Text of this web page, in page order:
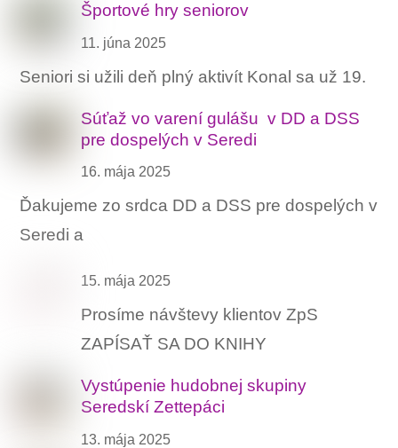
Športové hry seniorov
11. júna 2025
Seniori si užili deň plný aktivít Konal sa už 19.
Súťaž vo varení gulášu ‍ v DD a DSS
pre dospelých v Seredi
16. mája 2025
Ďakujeme zo srdca DD a DSS pre dospelých v
Seredi a
15. mája 2025
Prosíme návštevy klientov ZpS
ZAPÍSAŤ SA DO KNIHY
Vystúpenie hudobnej skupiny
Seredskí Zettepáci
13. mája 2025